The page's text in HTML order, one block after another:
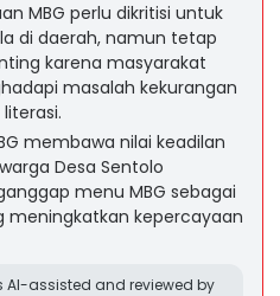
MBG perlu dikritisi untuk
di daerah, namun tetap
karena masyarakat
masalah kekurangan
membawa nilai keadilan
Desa Sentolo
menu MBG sebagai
meningkatkan kepercayaan
assisted and reviewed by